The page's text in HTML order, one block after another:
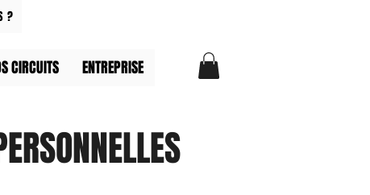
?
CIRCUITS ENTREPRISE